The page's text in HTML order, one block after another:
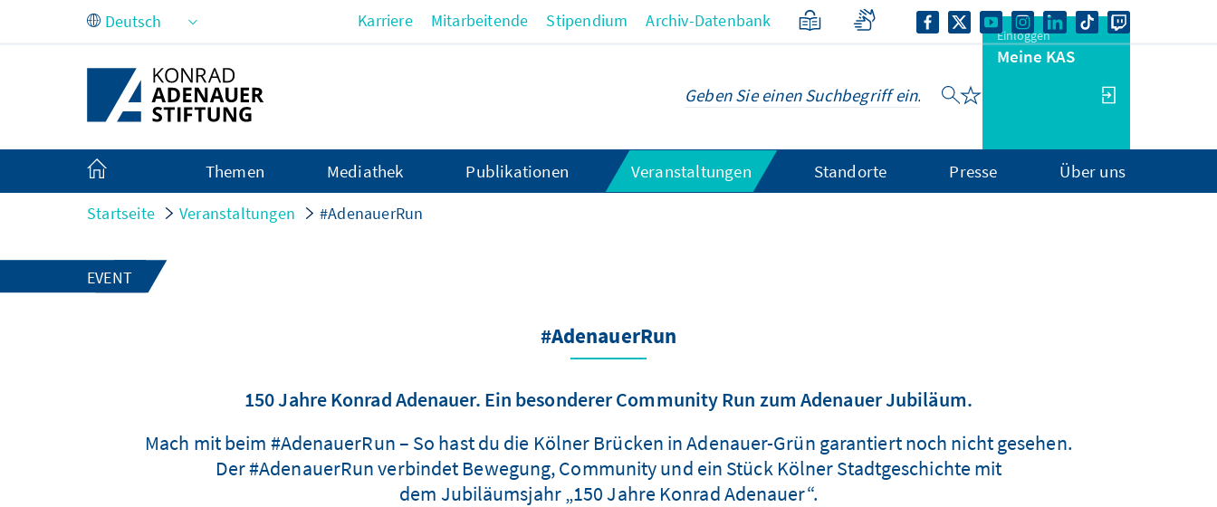
Zum Hauptinhalt springen Karriere Mitarbeitende Stipendium Archiv-Datenbank
Einloggen
Meine KAS
Themen Mediathek Publikationen Veranstaltungen Standorte Presse Über uns
Startseite Veranstaltungen #AdenauerRun
EVENT
#AdenauerRun
150 Jahre Konrad Adenauer. Ein besonderer Community Run zum Adenauer Jubiläum.
Mach mit beim #AdenauerRun – So hast du die Kölner Brücken in Adenauer-Grün garantiert noch nicht gesehen.
Der #AdenauerRun verbindet Bewegung, Community und ein Stück Kölner Stadtgeschichte mit
dem Jubiläumsjahr „150 Jahre Konrad Adenauer“.